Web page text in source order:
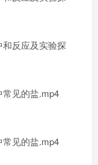
反应及实验探
见的盐.mp4
见的盐.mp4